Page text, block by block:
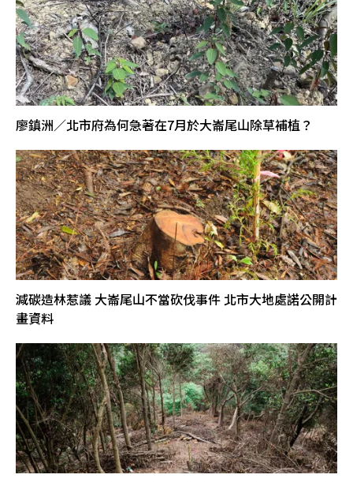
廖鎮洲／北市府為何急著在7月於大崙尾山除草補植？
減碳造林惹議 大崙尾山不當砍伐事件 北市大地處諾公開計
畫資料